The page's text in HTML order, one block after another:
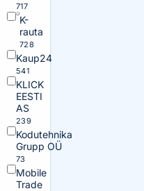
717
K-
rauta
728
Kaup24
541
KLICK
EESTI
AS
239
Kodutehnika
Grupp OÜ
73
Mobile
Trade